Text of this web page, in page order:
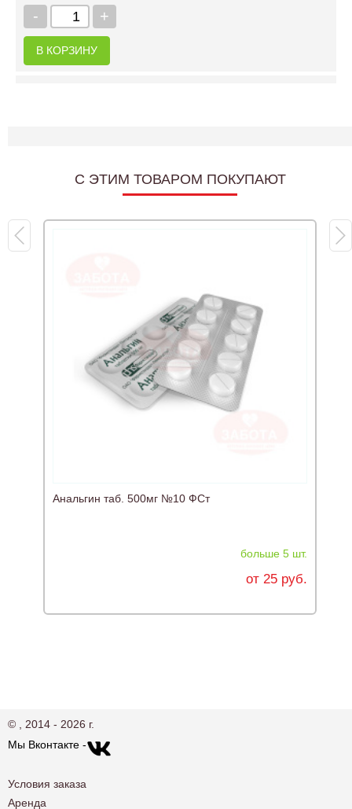
+
-
В КОРЗИНУ
C ЭТИМ ТОВАРОМ ПОКУПАЮТ
Анальгин таб. 500мг №10 ФСт
больше 5 шт.
от 25 руб.
© , 2014 - 2026 г.
Мы Вконтакте -
Условия заказа
Аренда